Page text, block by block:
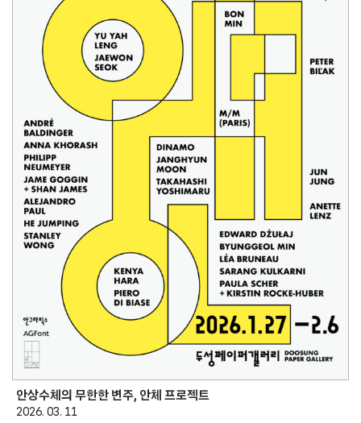
안상수체의 무한한 변주, 안체 프로젝트
2026. 03. 11